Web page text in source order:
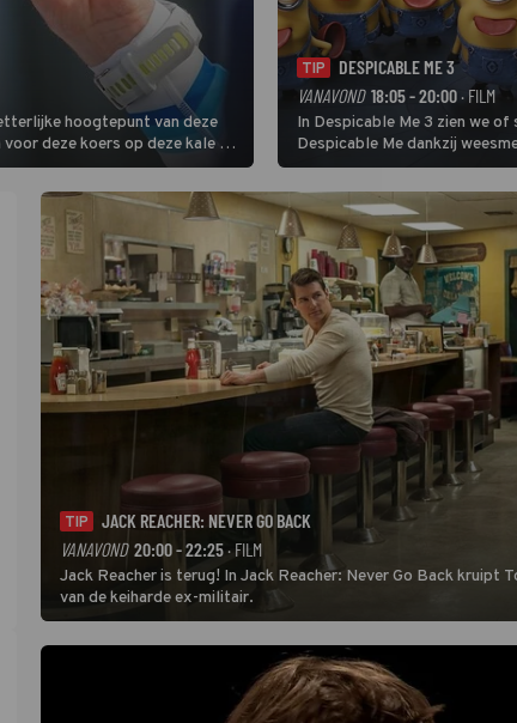
hoogtepunt van deze
deze koers op deze kale col
TIP
DESPICABLE ME 3
VANAVOND 18:05 - 20:00 · FILM
In Despicable Me 3 zien we of
Despicable Me dankzij
Agnes de overstap naar het
dat pad weet te blijven.
TIP
JACK REACHER: NEVER GO BACK
VANAVOND 20:00 - 22:25· FILM
Jack Reacher is terug! In Jack Reacher: Never Go Back kruipt
van de keiharde ex-militair.